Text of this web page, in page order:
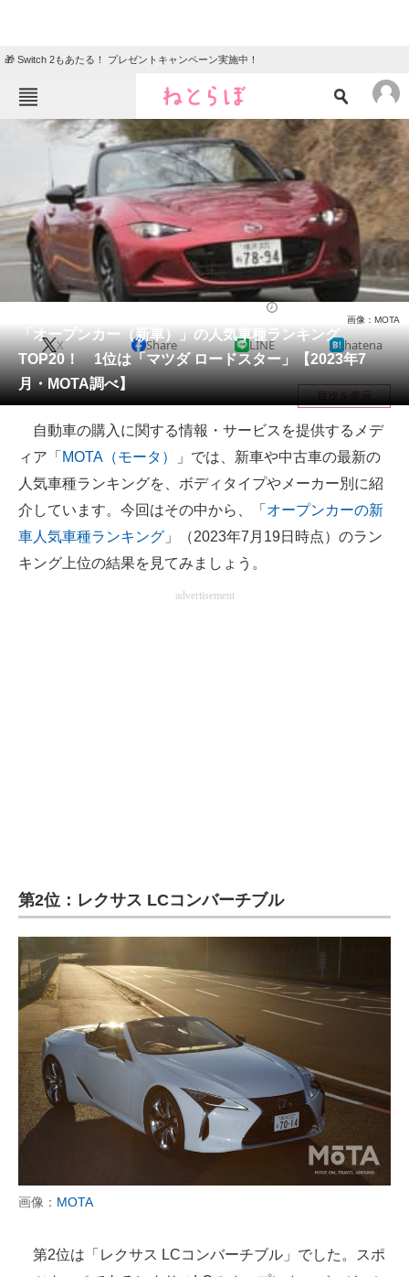
🎁 Switch 2もあたる！ プレゼントキャンペーン実施中！
ねとらぼメニュー
ニュース
エンタメ クイズ
グルメ 地域
住まい 教育・育児
リサーチ
会員記事
メディア
注目記事を集めた総合ページ
ITの今と未来を見通す
スマホと通信の最新トレンド
進化するPCとデバイスの未来
好きが集まる 比べて選べる
製造業のIT導入・活用を支援
モノづくり技術者専門サイト
エレクトロニクス専門サイト
電子設計の基本と応用
エネルギーの専門メディア
建設×テクノロジーの最前線
ちょっと気になるネットの話題
「オープンカー（新車）」の人気車種ランキング
TOP20！ 1位は「マツダ ロードスター」【2023年7
月・MOTA調べ】
画像：MOTA
X Share LINE hatena
目次を表示
自動車の購入に関する情報・サービスを提供するメデ
ィア「 MOTA（モータ）
」では、新車や中古車の最新の
人気車種ランキングを、ボディタイプやメーカー別に紹
介しています。今回はその中から、「 オープンカーの新
車人気車種ランキング 」（2023年7月19日時点）のラン
キング上位の結果を見てみましょう。
advertisement
第2位：レクサス LCコンバーチブル
画像： MOTA
第2位は「レクサス LCコンバーチブル」でした。スポ